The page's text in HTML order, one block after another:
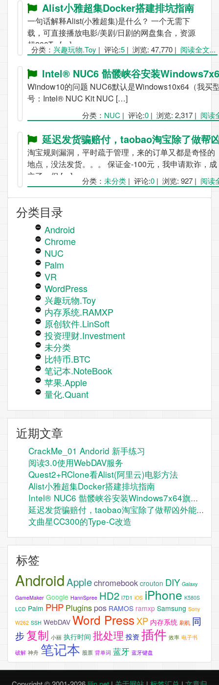
Alist小雅超集Docker搭建排坑指南
一句话解释Alist(小雅超集)是什么？ 一个无需下
载，可直接播放电影/美剧/日剧的网盘集合，资源
超200T+ […]
分类： 兴趣玩物.Toy | 评论:5 | 浏览: 47,770 | 阅读全文...
Intel® NUC6 骷髅峡谷安装Windows7x64旗舰
Window10的问题 NUC6默认是Windows10x64（我买
号：Intel® NUC Kit NUC […]
分类： NUC | 评论:0 | 浏览: 2,317 | 阅读
延迟发货骗赔付，taobao淘宝除了做帮凶外能做点实事么
淘宝规则漏洞，平时疏于管理，来的订单又都是奇怪的
地点，没法发货。。。 保证金-100元，我申请欺诈，成
立了，但 […]
分类： 未分类 | 评论:0 | 浏览: 927 | 阅读
分类目录
Android
Chrome
NUC
Palm
VR
WordPress
兴趣玩物.Toy
内存系统.RAMXP
原创软件.LinSoft
投资理财.Investment
未分类
比特币.BTC
笔记本.NoteBook
苹果.Apple
量化.Quant
近期文章
CrackMe_01 Andorid 新手练习
阅读3.0使用WebDAV服务
Quest2+RClone看Alist(阿里云)电影方法
Alist小雅超集Docker搭建排坑指南
Intel® NUC6 骷髅峡谷安装Windows7x64旗舰版
延迟发货骗赔付，taobao淘宝除了做帮凶外能做点实事么？
文曲星CC300的Type-C改造
标签
AndroidApplechromebook crouton DIY Galaxy
GameMaker Google HannSpree HD2 I7D1 iOS iPhone K580S
LCD Palm PHP Plugins pos RAMOS ramxp Samsung Sony
W262 SSH WebDAV Word PressXP 内存系统 刷机 同
步复制 小丽 执行时间 批处理 投资 插件 效率 电子书
破解 神舟 笔记本 股票 背单词 蓝牙 蓝牙键盘